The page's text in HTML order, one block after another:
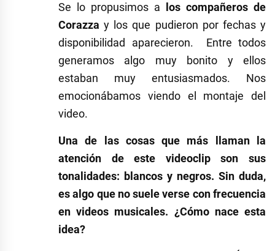
Se lo propusimos a
los compañeros de
Corazza y los que pudieron por fechas y
disponibilidad aparecieron. Entre todos
generamos algo muy bonito y ellos
estaban muy entusiasmados. Nos
emocionábamos viendo el montaje del
video.
Una de las cosas que más llaman la
atención de este videoclip son sus
tonalidades: blancos y negros. Sin duda,
es algo que no suele verse con frecuencia
en videos musicales. ¿Cómo nace esta
idea?